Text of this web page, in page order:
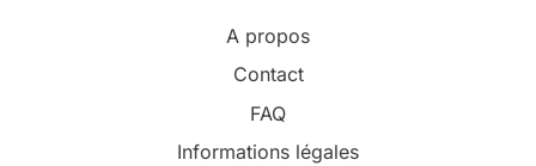
A propos
Contact
FAQ
Informations légales